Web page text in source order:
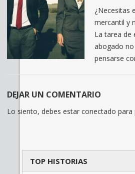
¿Necesitas
mercantil y
La tarea de
abogado
pensarse
DEJAR UN COMENTARIO
Lo siento, debes estar conectado para
TOP HISTORIAS